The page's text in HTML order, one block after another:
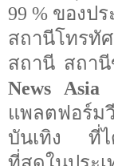
99 % ของปร
สถานีโทรทั
สถานี สถานี
News Asia
แพลตฟอร์ม
บันเทิง ที่ไ